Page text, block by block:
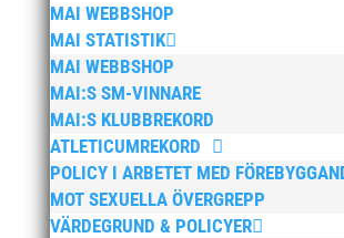
MAI WEBBSHOP
MAI STATISTIK
MAI WEBBSHOP
MAI:S SM-VINNARE
MAI:S KLUBBREKORD
ATLETICUMREKORD
POLICY I ARBETET MED
MOT SEXUELLA ÖVERGREPP
VÄRDEGRUND & POLICYER
november 2020
oktober 2020
september 2020
augusti 2020
juni 2020
april 2020
mars 2020